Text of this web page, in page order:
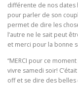
différente de nos dates
pour parler de son
permet de dire les
l’autre ne le sait peut
et merci pour la bonne
“MERCI pour ce
vivre samedi soir!
off et se dire des belles